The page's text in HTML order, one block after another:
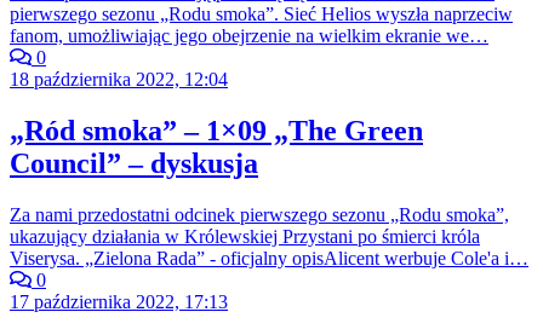
pierwszego sezonu „Rodu smoka”. Sieć Helios wyszła naprzeciw
fanom, umożliwiając jego obejrzenie na wielkim ekranie we…
0
18 października 2022, 12:04
„Ród smoka” – 1×09 „The Green
Council” – dyskusja
Za nami przedostatni odcinek pierwszego sezonu „Rodu smoka”,
ukazujący działania w Królewskiej Przystani po śmierci króla
Viserysa. „Zielona Rada” - oficjalny opisAlicent werbuje Cole'a i…
0
17 października 2022, 17:13